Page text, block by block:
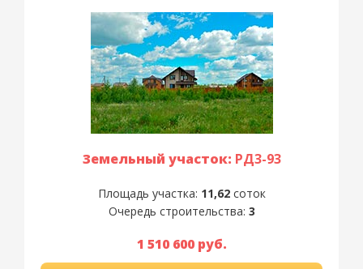
Земельный участок: РД3-93
Площадь участка: 11,62соток
Очередь строительства: 3
1 510 600 руб.